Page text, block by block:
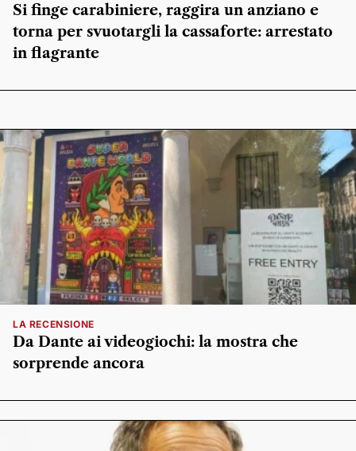
Si finge carabiniere, raggira un anziano e
torna per svuotargli la cassaforte: arrestato
in flagrante
LA RECENSIONE
Da Dante ai videogiochi: la mostra che
sorprende ancora